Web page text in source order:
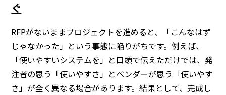
ぐ
RFPがないままプロジェクトを進めると、「こんなはず
じゃなかった」という事態に陥りがちです。例えば、
「使いやすいシステムを」と口頭で伝えただけでは、発
注者の思う「使いやすさ」とベンダーが思う「使いやす
さ」が全く異なる場合があります。結果として、完成し